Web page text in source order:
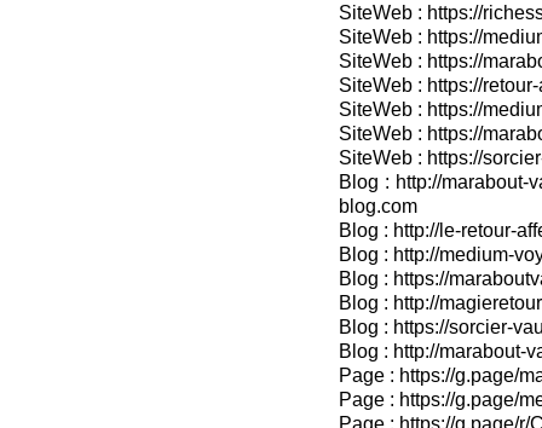
SiteWeb : https://
SiteWeb : https://
SiteWeb : https://
SiteWeb : https://
SiteWeb : https://
SiteWeb : https://
SiteWeb : https://
Blog : http://marabout-
blog.com
Blog : http://le-retour-
Blog : http://medium-
Blog : https://
Blog : http://
Blog : https://sorcier-
Blog : http://marabout-
Page : https://g.page/
Page : https://g.page/
Page : https://g.page/